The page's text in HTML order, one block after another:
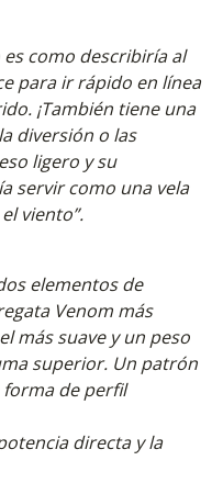
es como describiría al
para ir rápido en línea
¡También tiene una
diversión o las
ligero y su
servir como una vela
viento”.
elementos de
Venom más
más suave y un peso
superior. Un patrón
de perfil
directa y la